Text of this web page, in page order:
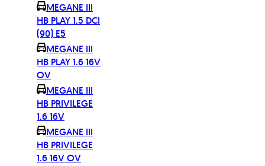
MEGANE III
HB PLAY 1.5 DCI
(90) E5
MEGANE III
HB PLAY 1.6 16V
OV
MEGANE III
HB PRIVILEGE
1.6 16V
MEGANE III
HB PRIVILEGE
1.6 16V OV